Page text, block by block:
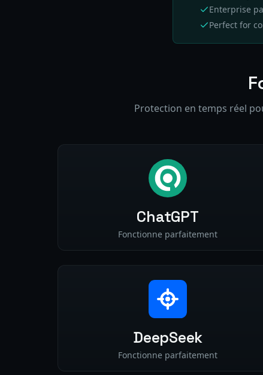
Enterprise
Perfect for
Protection en temps réel
ChatGPT
Fonctionne parfaitement
DeepSeek
Fonctionne parfaitement